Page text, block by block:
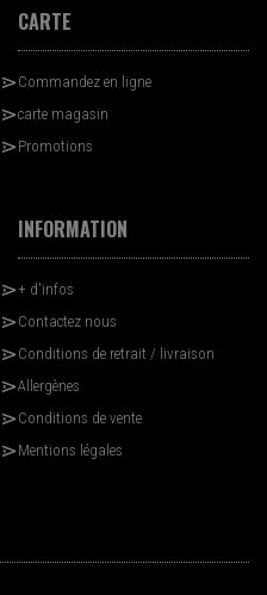
CARTE
Commandez en ligne
carte magasin
Promotions
INFORMATION
+ d'infos
Contactez nous
Conditions de retrait / livraison
Allergènes
Conditions de vente
Mentions légales